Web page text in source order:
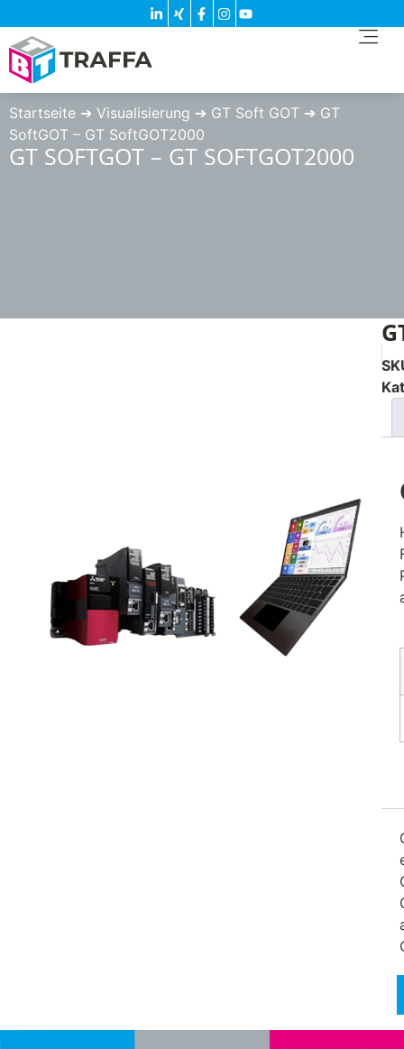
Startseite ➔ Visualisierung ➔ GT Soft GOT ➔ GT
SoftGOT – GT SoftGOT2000
GT SOFTGOT – GT SOFTGOT2000